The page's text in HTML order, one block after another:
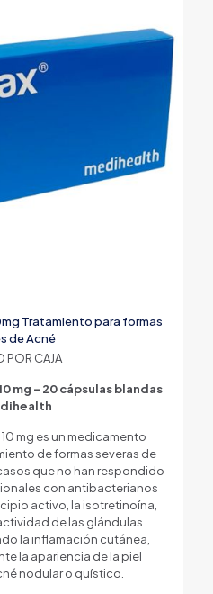
Tratamiento para formas
de Acné
POR CAJA
mg – 20 cápsulas blandas
mg es un medicamento
de formas severas de
que no han respondido
con antibacterianos
activo, la isotretinoína,
de las glándulas
la inflamación cutánea,
la apariencia de la piel
nodular o quístico.